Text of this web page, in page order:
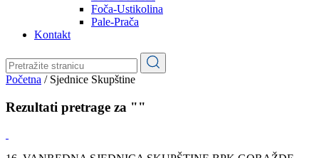
Općine
Pale-Prača
Kontakt
Sjednice Skupštine